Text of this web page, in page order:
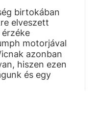
birtokában
elveszett
motorjával
azonban
hiszen ezen
és egy